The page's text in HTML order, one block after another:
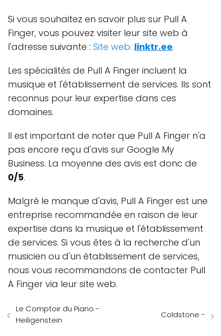
Si vous souhaitez en savoir plus sur Pull A
Finger, vous pouvez visiter leur site web à
l'adresse suivante : Site web: linktr.ee.
Les spécialités de Pull A Finger incluent la
musique et l'établissement de services. Ils sont
reconnus pour leur expertise dans ces
domaines.
Il est important de noter que Pull A Finger n'a
pas encore reçu d'avis sur Google My
Business. La moyenne des avis est donc de
0/5.
Malgré le manque d'avis, Pull A Finger est une
entreprise recommandée en raison de leur
expertise dans la musique et l'établissement
de services. Si vous êtes à la recherche d'un
musicien ou d'un établissement de services,
nous vous recommandons de contacter Pull
A Finger via leur site web.
Le Comptoir du Piano -
Heiligenstein
Coldstone -